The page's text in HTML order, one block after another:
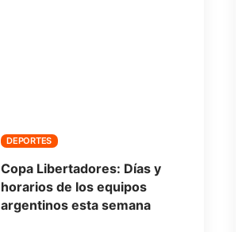
DEPORTES
Copa Libertadores: Días y
horarios de los equipos
argentinos esta semana